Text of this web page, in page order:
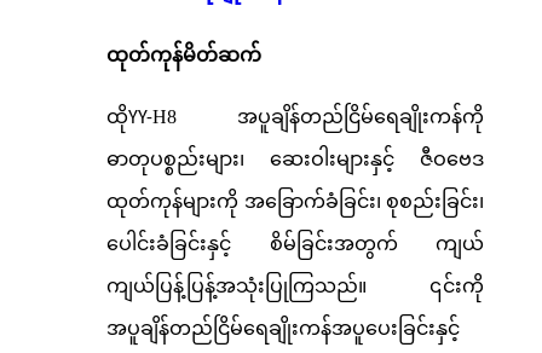
ထုတ်ကုန်မိတ်ဆက်
ထိုYY-H8 အပူချိန်တည်ငြိမ်ရေချိုးကန်ကို
ဓာတုပစ္စည်းများ၊ ဆေးဝါးများနှင့် ဇီဝဗေဒ
ထုတ်ကုန်များကို အခြောက်ခံခြင်း၊ စုစည်းခြင်း၊
ပေါင်းခံခြင်းနှင့် စိမ်ခြင်းအတွက် ကျယ်
ကျယ်ပြန့်ပြန့်အသုံးပြုကြသည်။ ၎င်းကို
အပူချိန်တည်ငြိမ်ရေချိုးကန်အပူပေးခြင်းနှင့်